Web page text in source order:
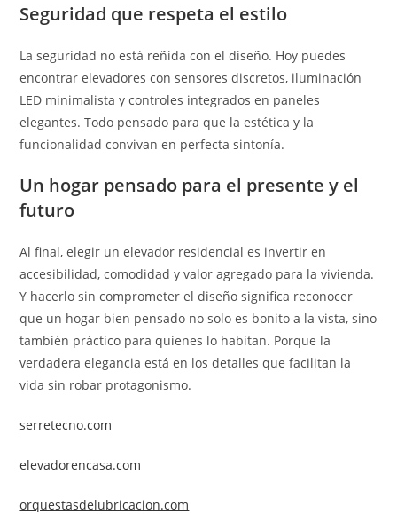
Seguridad que respeta el estilo
La seguridad no está reñida con el diseño. Hoy puedes
encontrar elevadores con sensores discretos, iluminación
LED minimalista y controles integrados en paneles
elegantes. Todo pensado para que la estética y la
funcionalidad convivan en perfecta sintonía.
Un hogar pensado para el presente y el
futuro
Al final, elegir un elevador residencial es invertir en
accesibilidad, comodidad y valor agregado para la vivienda.
Y hacerlo sin comprometer el diseño significa reconocer
que un hogar bien pensado no solo es bonito a la vista, sino
también práctico para quienes lo habitan. Porque la
verdadera elegancia está en los detalles que facilitan la
vida sin robar protagonismo.
serretecno.com
elevadorencasa.com
orquestasdelubricacion.com